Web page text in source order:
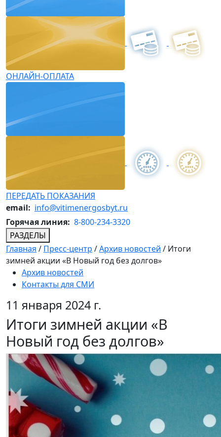
ОНЛАЙН-ОПЛАТА
ПЕРЕДАТЬ ПОКАЗАНИЯ
email: info@vitimenergosbyt.ru
Горячая линия: 8-800-234-3320
РАЗДЕЛЫ
Главная / Пресс-центр /Архив новостей / Итоги
зимней акции «В Новый год без долгов»
Архив новостей
Контакты для СМИ
11 января 2024 г.
Итоги зимней акции «В
Новый год без долгов»